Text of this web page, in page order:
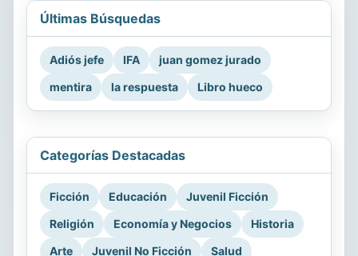
Últimas Búsquedas
Adiós jefe IFA
juan gomez jurado
mentira
la respuesta Libro hueco
Categorías Destacadas
Ficción Educación
Juvenil Ficción
Religión
Economía y Negocios
Historia
Arte
Juvenil No Ficción Salud